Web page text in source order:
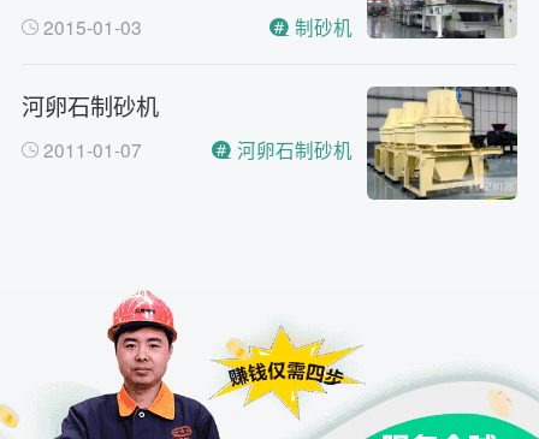
2015-01-03 制砂机
河卵石制砂机
2011-01-07 河卵石制砂机